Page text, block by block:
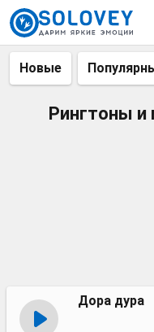
Новые
Рингтоны и
Дора дура